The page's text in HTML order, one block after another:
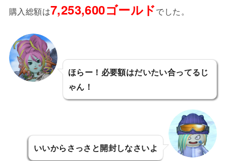
購入総額は7,253,600ゴールドでした。
ほらー！必要額はだいたい合ってるじ
ゃん！
いいからさっさと開封しなさいよ